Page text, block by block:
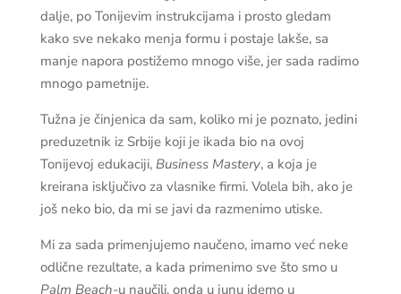
dalje, po Tonijevim instrukcijama i prosto gledam
kako sve nekako menja formu i postaje lakše, sa
manje napora postižemo mnogo više, jer sada radimo
mnogo pametnije.
Tužna je činjenica da sam, koliko mi je poznato, jedini
preduzetnik iz Srbije koji je ikada bio na ovoj
Tonijevoj edukaciji, Business Mastery, a koja je
kreirana isključivo za vlasnike firmi. Volela bih, ako je
još neko bio, da mi se javi da razmenimo utiske.
Mi za sada primenjujemo naučeno, imamo već neke
odlične rezultate, a kada primenimo sve što smo u
Palm Beach-u naučili, onda u junu idemo u